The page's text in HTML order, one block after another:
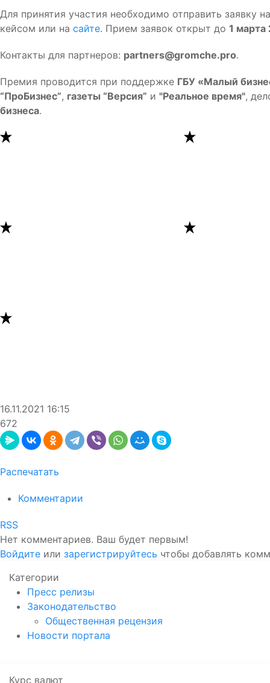
Для принятия участия необходимо отправить заявку
кейсом или на сайте. Прием заявок открыт до 1 марта
Контакты для партнеров: partners@gromche.pro.
Премия проводится при поддержке ГБУ «Малый
“ПроБизнес”, газеты “Версия” и "Реальное время",
бизнеса.
16.11.2021 16:15
672
Распечатать
Комментарии
RSS
Нет комментариев. Ваш будет первым!
Войдите или зарегистрируйтесь чтобы добавлять
Категории
Пресс релизы
Законодательство
Общественная рецензия
Новости портала
Курс валют